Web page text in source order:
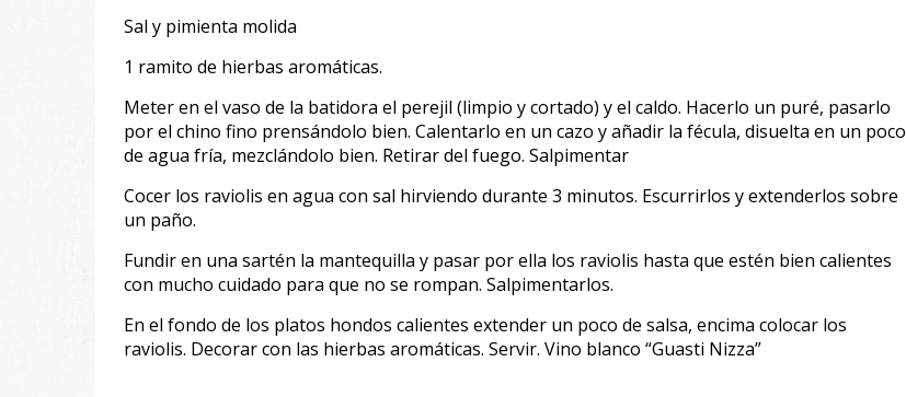
Sal y pimienta molida
1 ramito de hierbas aromáticas.
Meter en el vaso de la batidora el perejil (limpio y cortado) y el caldo. Hacerlo un puré, pasarlo
por el chino fino prensándolo bien. Calentarlo en un cazo y añadir la fécula, disuelta en un poco
de agua fría, mezclándolo bien. Retirar del fuego. Salpimentar
Cocer los raviolis en agua con sal hirviendo durante 3 minutos. Escurrirlos y extenderlos sobre
un paño.
Fundir en una sartén la mantequilla y pasar por ella los raviolis hasta que estén bien calientes
con mucho cuidado para que no se rompan. Salpimentarlos.
En el fondo de los platos hondos calientes extender un poco de salsa, encima colocar los
raviolis. Decorar con las hierbas aromáticas. Servir. Vino blanco “Guasti Nizza”